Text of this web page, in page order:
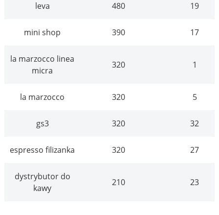
leva 480 19
mini shop 390 17
la marzocco linea
micra
320 1
la marzocco 320 5
gs3 320 32
espresso filizanka 320 27
dystrybutor do
kawy
210 23